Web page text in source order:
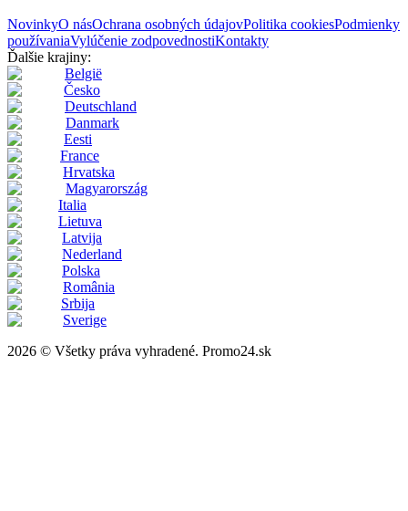
NovinkyO násOchrana osobných údajovPolitika cookiesPodmienky
používaniaVylúčenie zodpovednostiKontakty
Ďalšie krajiny:
België
Česko
Deutschland
Danmark
Eesti
France
Hrvatska
Magyarország
Italia
Lietuva
Latvija
Nederland
Polska
România
Srbija
Sverige
2026 © Všetky práva vyhradené. Promo24.sk